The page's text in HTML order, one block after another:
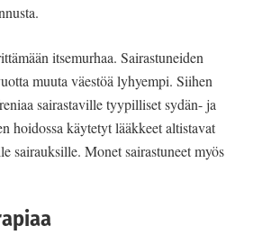
itsemurhaa. Sairastuneiden
muuta väestöä lyhyempi. Siihen
sairastaville tyypilliset sydän- ja
hoidossa käytetyt lääkkeet altistavat
sairauksille. Monet sairastuneet myös